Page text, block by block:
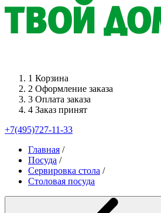
1 Корзина
2 Оформление заказа
3 Оплата заказа
4 Заказ принят
+7(495)727-11-33
Главная /
Посуда /
Сервировка стола /
Столовая посуда